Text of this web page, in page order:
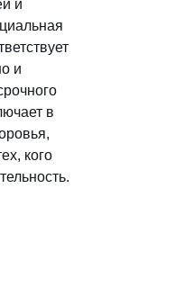
и
и
в
кого